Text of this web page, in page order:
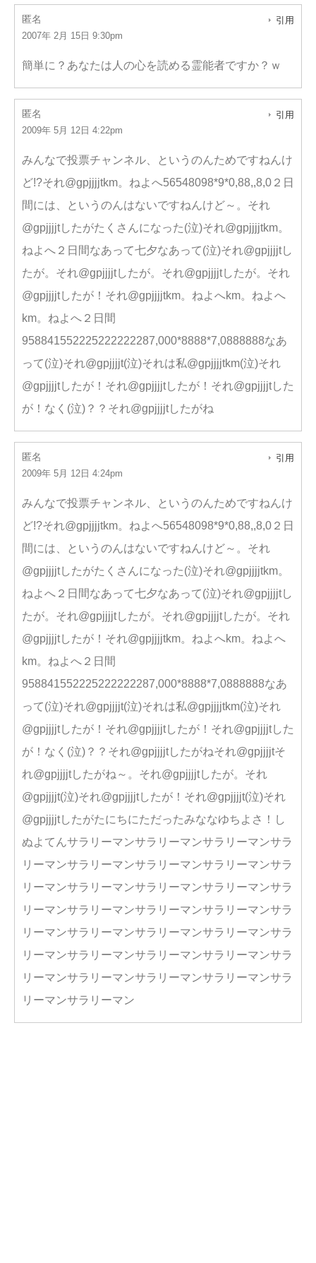
匿名
2007年 2月 15日 9:30pm
引用
簡単に？あなたは人の心を読める霊能者ですか？ｗ
匿名
2009年 5月 12日 4:22pm
引用
みんなで投票チャンネル、というのんためですねんけ
ど!?それ@gpjjjjtkm。ねよへ56548098*9*0,88,,8,0２日
間には、というのんはないですねんけど～。それ
@gpjjjjtしたがたくさんになった(泣)それ@gpjjjjtkm。
ねよへ２日間なあって七夕なあって(泣)それ@gpjjjjtし
たが。それ@gpjjjjtしたが。それ@gpjjjjtしたが。それ
@gpjjjjtしたが！それ@gpjjjjtkm。ねよへkm。ねよへ
km。ねよへ２日間
958841552225222222287,000*8888*7,0888888なあ
って(泣)それ@gpjjjjt(泣)それは私@gpjjjjtkm(泣)それ
@gpjjjjtしたが！それ@gpjjjjtしたが！それ@gpjjjjtした
が！なく(泣)？？それ@gpjjjjtしたがね
匿名
2009年 5月 12日 4:24pm
引用
みんなで投票チャンネル、というのんためですねんけ
ど!?それ@gpjjjjtkm。ねよへ56548098*9*0,88,,8,0２日
間には、というのんはないですねんけど～。それ
@gpjjjjtしたがたくさんになった(泣)それ@gpjjjjtkm。
ねよへ２日間なあって七夕なあって(泣)それ@gpjjjjtし
たが。それ@gpjjjjtしたが。それ@gpjjjjtしたが。それ
@gpjjjjtしたが！それ@gpjjjjtkm。ねよへkm。ねよへ
km。ねよへ２日間
958841552225222222287,000*8888*7,0888888なあ
って(泣)それ@gpjjjjt(泣)それは私@gpjjjjtkm(泣)それ
@gpjjjjtしたが！それ@gpjjjjtしたが！それ@gpjjjjtした
が！なく(泣)？？それ@gpjjjjtしたがねそれ@gpjjjjtそ
れ@gpjjjjtしたがね～。それ@gpjjjjtしたが。それ
@gpjjjjt(泣)それ@gpjjjjtしたが！それ@gpjjjjt(泣)それ
@gpjjjjtしたがたにちにただったみななゆちよさ！し
ぬよてんサラリーマンサラリーマンサラリーマンサラ
リーマンサラリーマンサラリーマンサラリーマンサラ
リーマンサラリーマンサラリーマンサラリーマンサラ
リーマンサラリーマンサラリーマンサラリーマンサラ
リーマンサラリーマンサラリーマンサラリーマンサラ
リーマンサラリーマンサラリーマンサラリーマンサラ
リーマンサラリーマンサラリーマンサラリーマンサラ
リーマンサラリーマン